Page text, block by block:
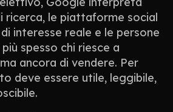
ricerca, le piattaforme social
interesse reale e le persone
spesso chi riesce a
ancora di vendere. Per
deve essere utile, leggibile,